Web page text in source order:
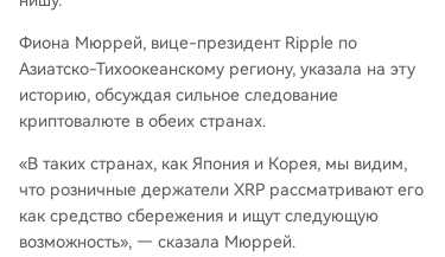
Фиона Мюррей, вице-президент Ripple по
Азиатско-Тихоокеанскому региону, указала на эту
историю, обсуждая сильное следование
криптовалюте в обеих странах.
«В таких странах, как Япония и Корея, мы видим,
что розничные держатели XRP рассматривают его
как средство сбережения и ищут следующую
возможность», — сказала Мюррей.